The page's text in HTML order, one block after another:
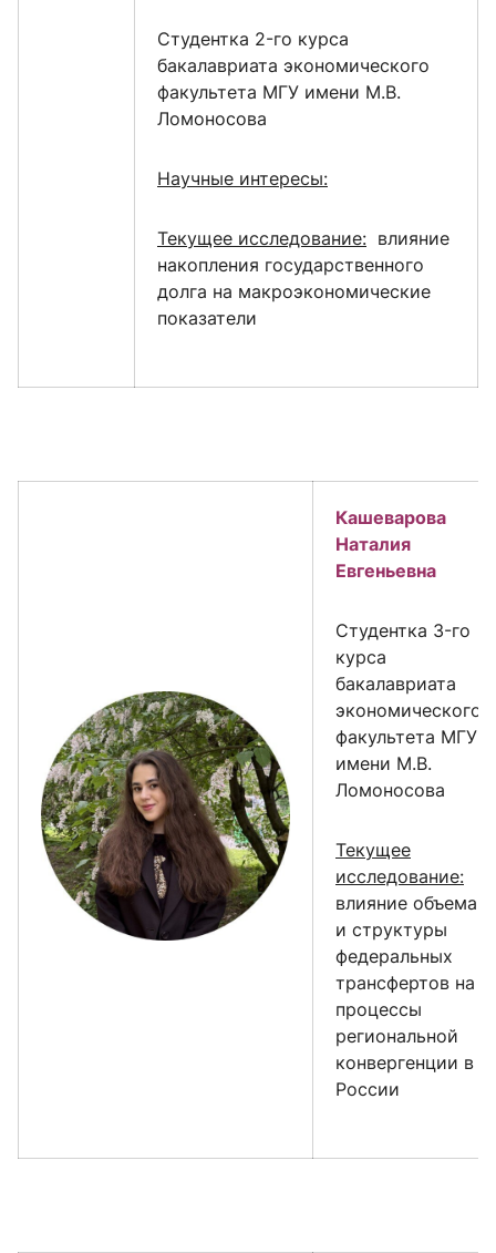
Cтудентка 2-го курса
бакалавриата экономического
факультета МГУ имени М.В.
Ломоносова
Научные интересы:
Текущее исследование: влияние
накопления государственного
долга на макроэкономические
показатели
Кашеварова
Наталия
Евгеньевна
Cтудентка 3-го
курса
бакалавриата
экономического
факультета МГУ
имени М.В.
Ломоносова
Текущее
исследование:
влияние объема
и структуры
федеральных
трансфертов на
процессы
региональной
конвергенции в
России